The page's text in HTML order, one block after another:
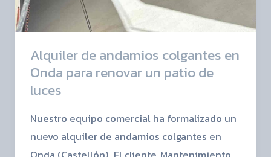
Alquiler de andamios colgantes en
Onda para renovar un patio de
luces
Nuestro equipo comercial ha formalizado un
nuevo alquiler de andamios colgantes en